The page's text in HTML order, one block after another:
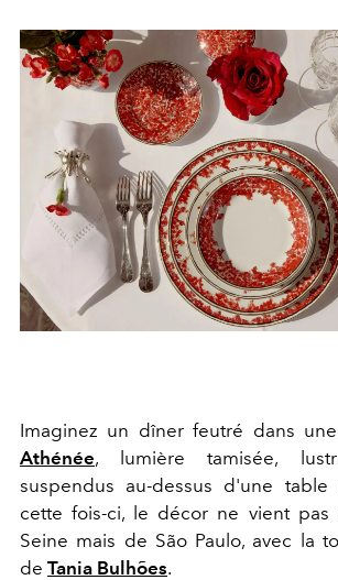
Imaginez un dîner feutré dans
Athénée, lumière tamisée,
suspendus au-dessus d'une table
cette fois-ci, le décor ne vient
Seine mais de São Paulo, avec la
de Tania Bulhões.